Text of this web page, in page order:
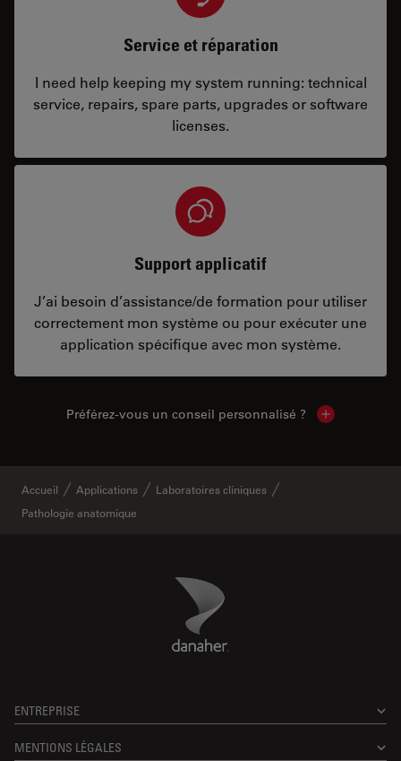
Service et réparation
I need help keeping my system running: technical
service, repairs, spare parts, upgrades or software
licenses.
Support applicatif
J’ai besoin d’assistance/de formation pour utiliser
correctement mon système ou pour exécuter une
application spécifique avec mon système.
Préférez-vous un conseil personnalisé ? Show local
Accueil Applications
Laboratoires cliniques
Pathologie anatomique
Danaher Logo
ENTREPRISE
MENTIONS LÉGALES